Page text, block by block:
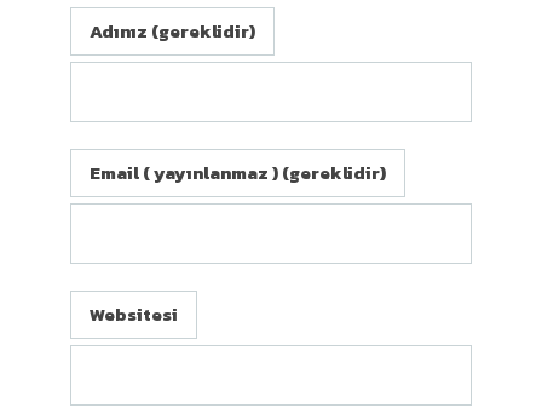
Adınız (gereklidir)
Email ( yayınlanmaz ) (gereklidir)
Websitesi